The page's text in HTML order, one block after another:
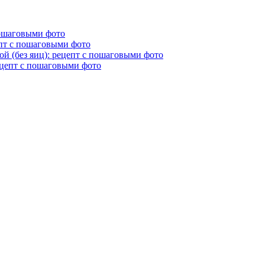
фото
с пошаговыми фото
(без яиц): рецепт с пошаговыми фото
с пошаговыми фото